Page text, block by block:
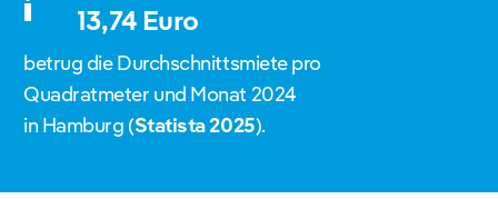
13,74 Euro
betrug die Durchschnittsmiete pro
Quadratmeter und Monat 2024
in Hamburg (Statista 2025).